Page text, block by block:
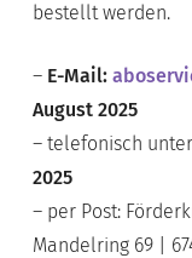
bestellt werden.
– E-Mail:
August 2025
– telefonisch unter
2025
– per Post:
Mandelring 69 |